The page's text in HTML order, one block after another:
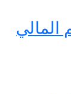
المالي